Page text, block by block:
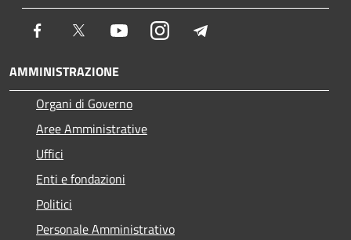
Facebook Twitter YoutubeInstagram
AMMINISTRAZIONE
Organi di Governo
Aree Amministrative
Uffici
Enti e fondazioni
Politici
Personale Amministrativo